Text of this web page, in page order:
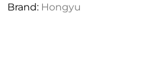
Brand: Hongyu